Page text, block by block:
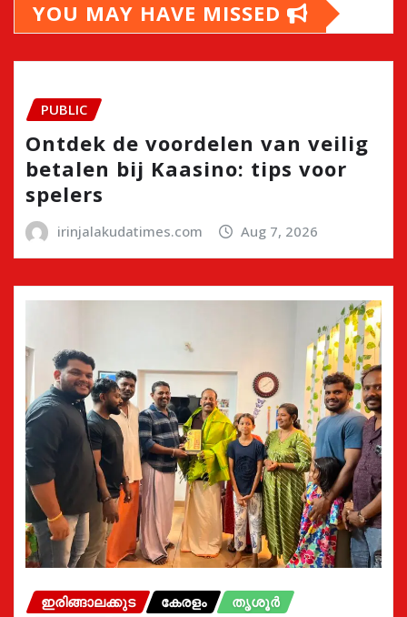
YOU MAY HAVE MISSED
PUBLIC
Ontdek de voordelen van veilig
betalen bij Kaasino: tips voor
spelers
irinjalakudatimes.com Aug 7, 2026
ഇരിങ്ങാലക്കുട കേരളം
തൃശൂർ